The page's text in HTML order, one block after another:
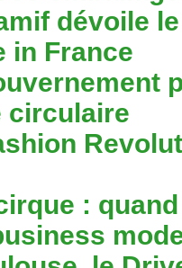
dévoile
in France
circulaire
: